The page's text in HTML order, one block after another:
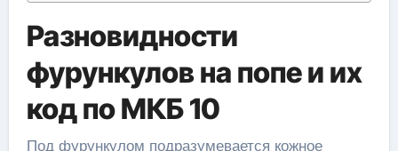
Разновидности
фурункулов на попе и их
код по МКБ 10
Под фурункулом подразумевается кожное